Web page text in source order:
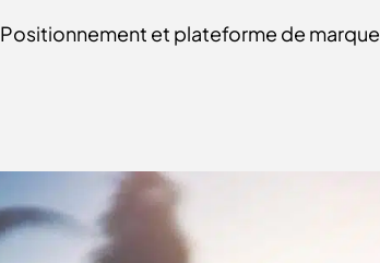
Positionnement et plateforme de marque